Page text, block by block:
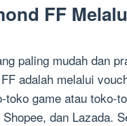
FF
paling mudah dan
adalah melalui
toko game atau toko-
dan Lazada.